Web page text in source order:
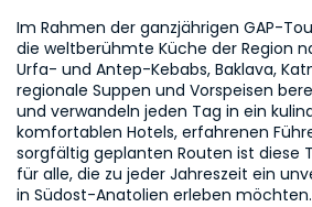
Im Rahmen der ganzjährigen GAP-
die weltberühmte Küche der Region
Urfa- und Antep-Kebabs, Baklava,
regionale Suppen und Vorspeisen
und verwandeln jeden Tag in ein
komfortablen Hotels, erfahrenen
sorgfältig geplanten Routen ist diese
für alle, die zu jeder Jahreszeit ein
in Südost-Anatolien erleben möchten.